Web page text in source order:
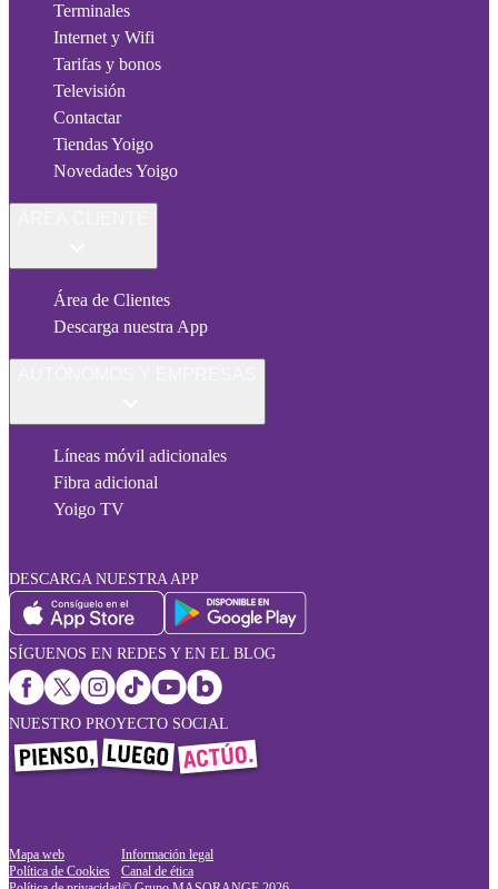
Terminales
Internet y Wifi
Tarifas y bonos
Televisión
Contactar
Tiendas Yoigo
Novedades Yoigo
Área de Clientes
Descarga nuestra App
Líneas móvil adicionales
Fibra adicional
Yoigo TV
DESCARGA NUESTRA APP
SÍGUENOS EN REDES Y EN EL BLOG
NUESTRO PROYECTO SOCIAL
Mapa web
Política de Cookies
Información legal
Canal de ética